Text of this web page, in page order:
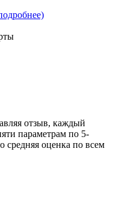
отзыв, каждый
параметрам по 5-
средняя оценка по всем